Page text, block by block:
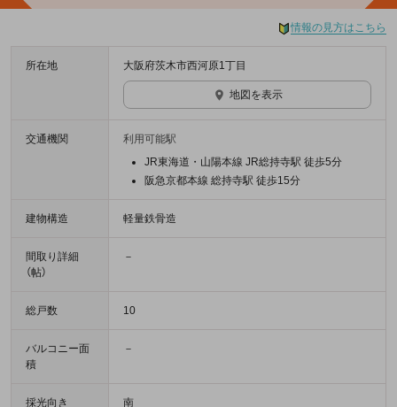
情報の見方はこちら
所在地 大阪府茨木市西河原1丁目
地図を表示
交通機関
利用可能駅
JR東海道・山陽本線 JR総持寺駅 徒歩5分
阪急京都本線 総持寺駅 徒歩15分
建物構造 軽量鉄骨造
間取り詳細
（帖）
－
総戸数 10
バルコニー面
積
－
採光向き 南